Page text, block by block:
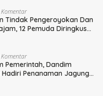
Tindak Pengeroyokan Dan
12 Pemuda Diringkus
Pemerintah, Dandim
Penanaman Jagung